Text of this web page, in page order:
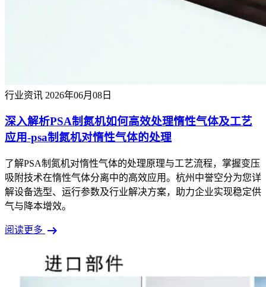
行业资讯 2026年06月08日
深入解析PSA制氮机如何高效处理惰性气体及工艺
应用-psa制氮机对惰性气体的处理
了解PSA制氮机对惰性气体的处理原理与工艺流程，掌握变压
吸附技术在惰性气体分离中的高效应用。杭州中誉空分为您详
解设备选型、运行参数及行业解决方案，助力企业实现稳定供
气与降本增效。
阅读更多 arrow_right_alt